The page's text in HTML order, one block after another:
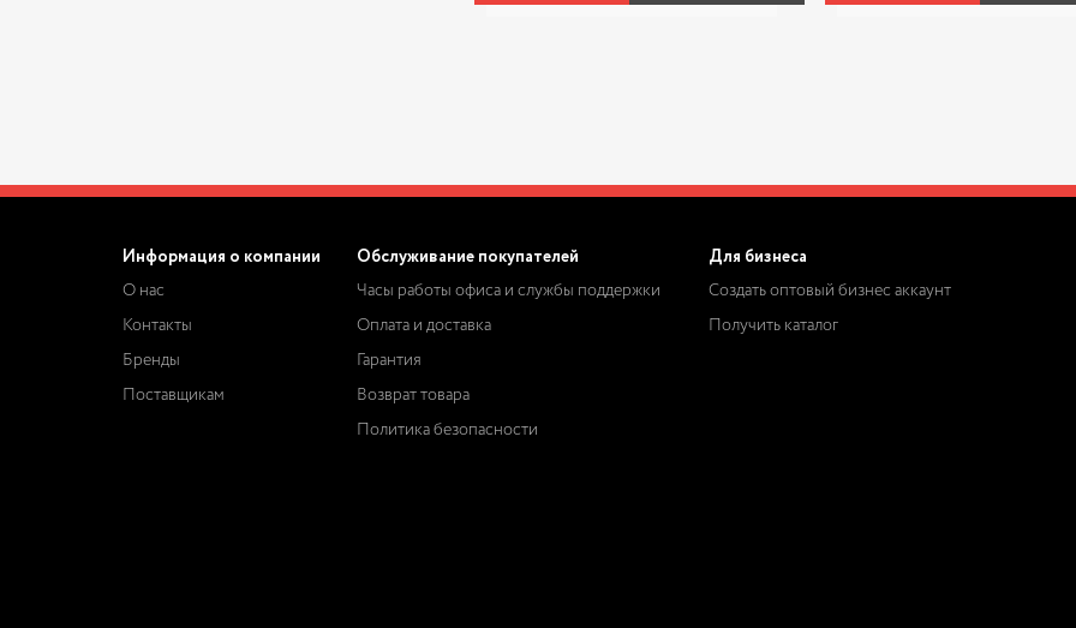
Информация о компании
О нас
Контакты
Бренды
Поставщикам
Обслуживание покупателей
Часы работы офиса и службы поддержки
Оплата и доставка
Гарантия
Возврат товара
Политика безопасности
Для бизнеса
Создать оптовый бизнес аккаунт
Получить каталог